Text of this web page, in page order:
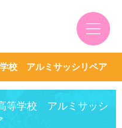
校 アルミサッシリペア
等学校 アルミサッシ